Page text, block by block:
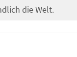
die Welt.